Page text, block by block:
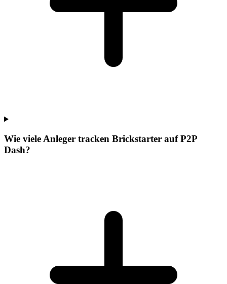
Wie viele Anleger tracken Brickstarter auf P2P
Dash?